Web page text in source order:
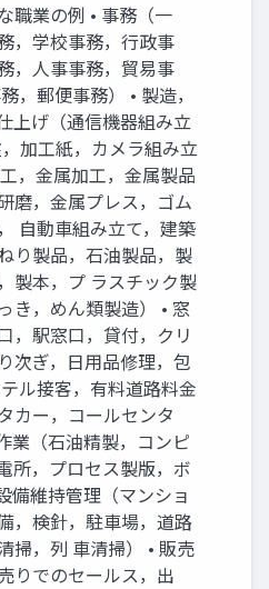
職業の例 • 事務（一
，学校事務，行政事
，人事事務，貿易事
，郵便事務） • 製造，
上げ（通信機器組み立
加工紙，カメラ組み立
，金属加工，金属製品
磨，金属プレス，ゴム
自動車組み立て，建築
り製品，石油製品，製
製本，プ ラスチック製
き，めん類製造） • 窓
，駅窓口，貸付，クリ
次ぎ，日用品修理，包
ル接客，有料道路料金
カー，コールセンタ
業（石油精製，コンピ
所，プロセス製版，ボ
備維持管理（マンショ
，検針，駐車場，道路
掃，列 車清掃） • 販売
りでのセールス，出